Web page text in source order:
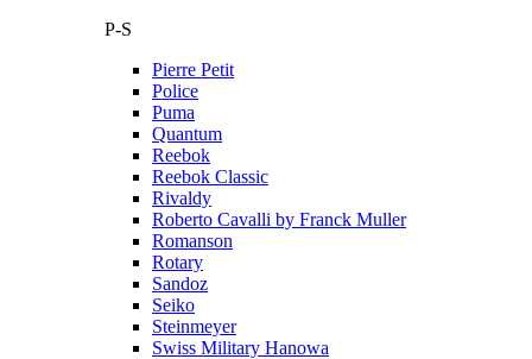
P-S
Pierre Petit
Police
Puma
Quantum
Reebok
Reebok Classic
Rivaldy
Roberto Cavalli by Franck Muller
Romanson
Rotary
Sandoz
Seiko
Steinmeyer
Swiss Military Hanowa